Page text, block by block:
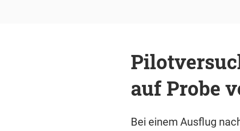
auf Probe
Bei einem Ausflug